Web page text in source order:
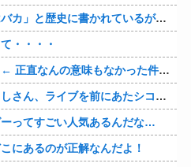
いるが今まで家が残っているんでバカではないよな？
・・・・
直なんの意味もなかった件www
、ライブを前にあたシコ欲全開www
ーってすごい人気あるんだな…
にあるのが正解なんだよ！